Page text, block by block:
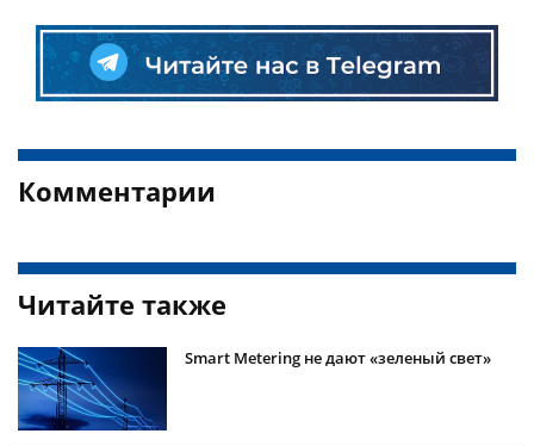
Комментарии
Читайте также
Smart Metering не дают «зеленый свет»